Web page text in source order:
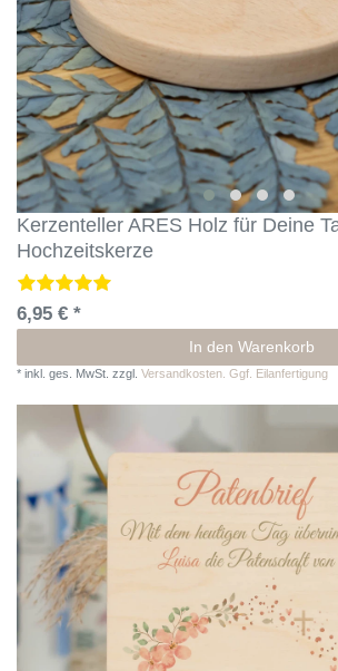
Kerzenteller ARES Holz für Deine
Hochzeitskerze
6,95 € *
In den Warenkorb
* inkl. ges. MwSt. zzgl. Versandkosten. Ggf. Eilanfertigung